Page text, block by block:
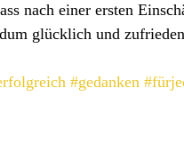
nach einer ersten
glücklich und
#gedanken